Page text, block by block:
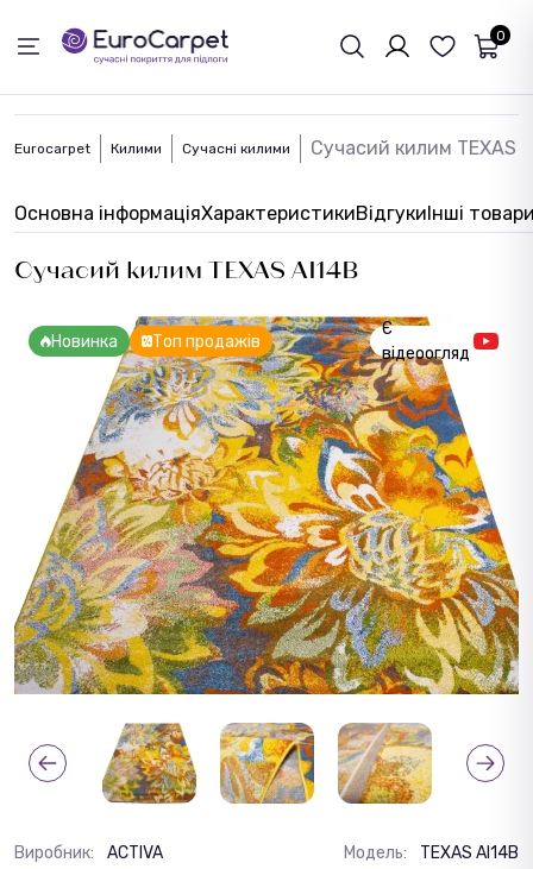
0
Eurocarpet Килими Сучасні килими Сучасий килим TEXAS
Основна інформаціяХарактеристикиВідгукиІнші
Сучасий килим TEXAS AI14B
Новинка Топ продажів
Є
відеоогляд
Виробник: ACTIVA Модель: TEXAS AI14B
ЗВОРОТНІЙ ЗВЯЗОК